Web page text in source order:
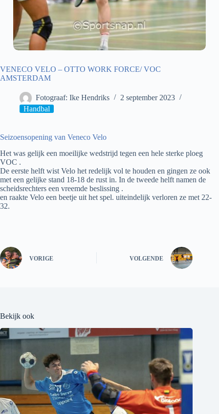
VENECO VELO – OTTO WORK FORCE/ VOC
AMSTERDAM
Fotograaf: Ike Hendriks
2 september 2023
Handbal
Seizoensopening van Veneco Velo
Het was gelijk een moeilijke wedstrijd tegen een hele sterke ploeg
VOC .
De eerste helft wist Velo het redelijk vol te houden en gingen ze ook
met een gelijke stand 18-18 de rust in. In de tweede helft namen de
scheidsrechters een vreemde beslissing .
en raakte Velo een beetje uit het spel. uiteindelijk verloren ze met 22-
32.
VORIGE VOLGENDE
Bekijk ook